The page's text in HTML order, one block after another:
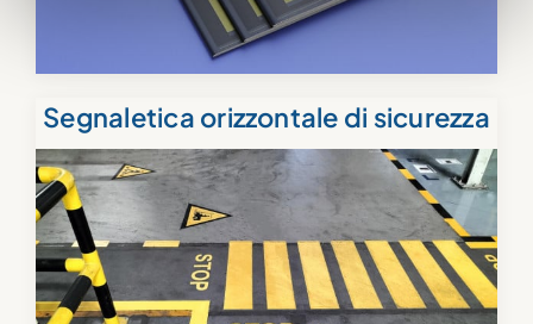
Segnaletica orizzontale di sicurezza